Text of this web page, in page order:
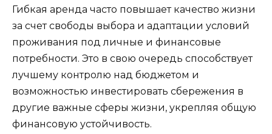
Гибкая аренда часто повышает качество жизни
за счет свободы выбора и адаптации условий
проживания под личные и финансовые
потребности. Это в свою очередь способствует
лучшему контролю над бюджетом и
возможностью инвестировать сбережения в
другие важные сферы жизни, укрепляя общую
финансовую устойчивость.